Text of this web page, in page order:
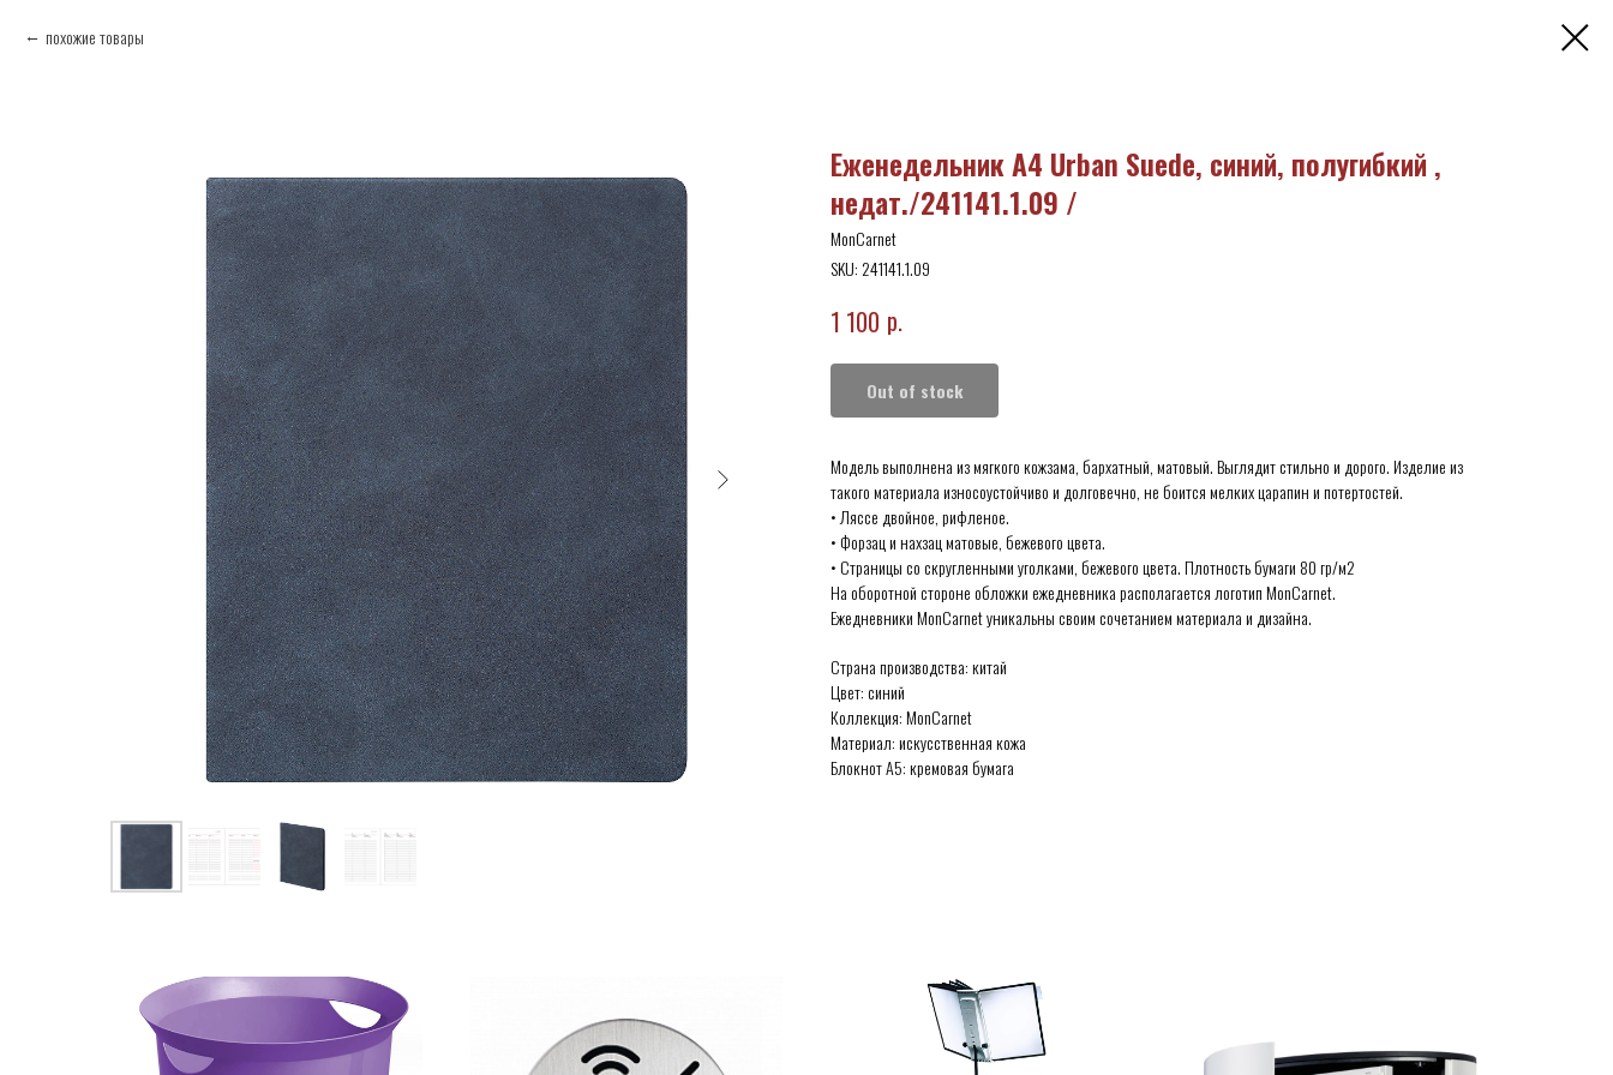
похожие товары
Еженедельник А4 Urban Suede, синий, полугибкий ,
недат./241141.1.09 /
MonCarnet
SKU: 241141.1.09
1 100 р.
Out of stock
Модель выполнена из мягкого кожзама, бархатный, матовый. Выглядит стильно и дорого. Изделие из
такого материала износоустойчиво и долговечно, не боится мелких царапин и потертостей.
• Ляссе двойное, рифленое.
• Форзац и нахзац матовые, бежевого цвета.
• Страницы со скругленными уголками, бежевого цвета. Плотность бумаги 80 гр/м2
На оборотной стороне обложки ежедневника располагается логотип MonCarnet.
Ежедневники MonCarnet уникальны своим сочетанием материала и дизайна.
Страна производства: китай
Цвет: синий
Коллекция: MonCarnet
Материал: искусственная кожа
Блокнот А5: кремовая бумага